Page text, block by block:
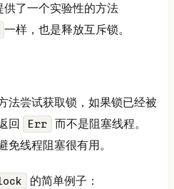
了一个实验性的方法
一样，也是释放互斥锁。
法尝试获取锁，如果锁已经被
回
Err
而不是阻塞线程。
免线程阻塞很有用。
的简单例子：